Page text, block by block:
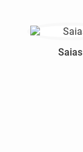
Saias